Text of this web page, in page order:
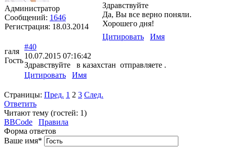
Администратор
Сообщений: 1646
Регистрация: 18.03.2014
Здравствуйте
Да, Вы все верно поняли.
Хорошего дня!
Цитировать
Имя
галя
Гость
#40
10.07.2015 07:16:42
Здравствуйте в казахстан отправляете .
Цитировать
Имя
Страницы: Пред. 1 2 3 След.
Ответить
Читают тему (гостей: 1)
BBCode
Правила
Форма ответов
Ваше имя*